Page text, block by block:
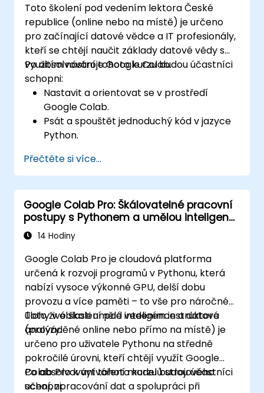
Toto školení pod vedením lektora České
republice (online nebo na místě) je určeno
pro začínající datové vědce a IT profesionály,
kteří se chtějí naučit základy datové vědy s
využitím nástroje Google Colab.
Po absolvování tohoto kurzu budou účastníci
schopni:
Nastavit a orientovat se v prostředí
Google Colab.
Psát a spouštět jednoduchý kód v jazyce
Python.
Vytvářet vizualizace pomocí knihoven v
Pythonu.
Přečtěte si více...
Google Colab Pro: Škálovatelné pracovní
postupy s Pythonem a umělou inteligencí
v cloudu
14 Hodiny
Google Colab Pro je cloudová platforma
určená k rozvoji programů v Pythonu, která
nabízí vysoce výkonné GPU, delší dobu
provozu a více paměti – to vše pro náročné
úlohy v oblasti umělé inteligence a datové
analýzy.
Toto živé školení pod vedením instruktora
(prováděné online nebo přímo na místě) je
určeno pro uživatele Pythonu na středně
pokročilé úrovni, kteří chtějí využít Google
Colab Pro k vytváření modelů strojového
učení, zpracování dat a spolupráci při
Po absolvování tohoto kurzu budou účastníci
schopni: